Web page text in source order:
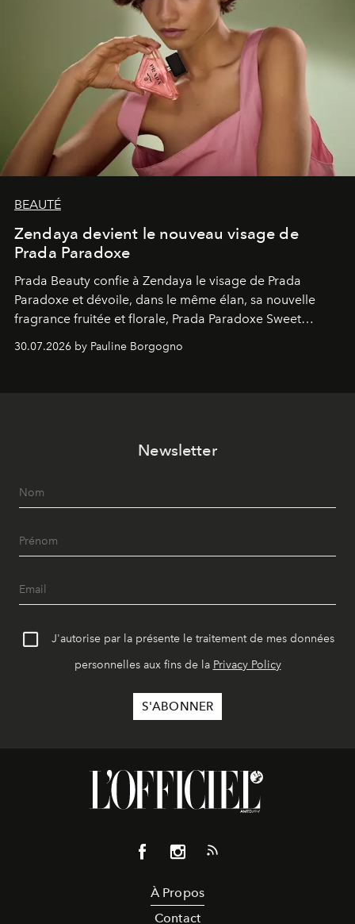
BEAUTÉ
Zendaya devient le nouveau visage de
Prada Paradoxe
Prada Beauty confie à Zendaya le visage de Prada
Paradoxe et dévoile, dans le même élan, sa nouvelle
fragrance fruitée et florale, Prada Paradoxe Sweet
Chemistry Eau de Parfum.
30.07.2026 by Pauline Borgogno
Newsletter
J'autorise par la présente le traitement de mes données
personnelles aux fins de la Privacy Policy
À Propos
Contact